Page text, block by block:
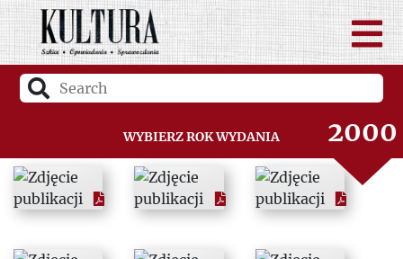
Wybierz rok wydania
1998
1999
2000
2001